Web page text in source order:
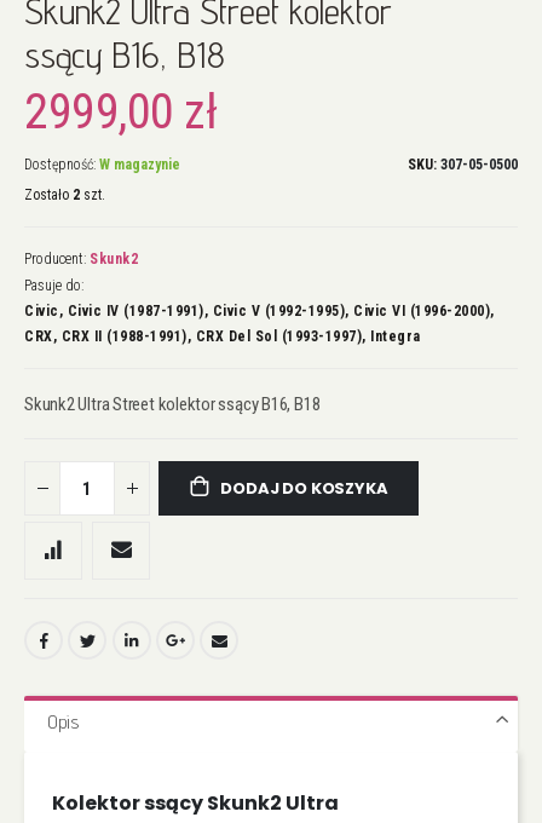
początek
galerii
Skunk2 Ultra Street kolektor
ssący B16, B18
2999,00 zł
Dostępność: W magazynie
Zostało 2 szt.
SKU 307-05-0500
Producent: Skunk2
Pasuje do:
Civic, Civic IV (1987-1991), Civic V (1992-1995), Civic VI (1996-2000),
CRX, CRX II (1988-1991), CRX Del Sol (1993-1997), Integra
Skunk2 Ultra Street kolektor ssący B16, B18
DODAJ DO KOSZYKA
Opis
Kolektor ssący Skunk2 Ultra